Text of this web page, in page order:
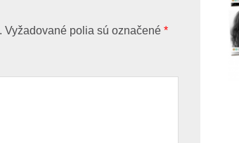
Vyžadované polia sú označené *